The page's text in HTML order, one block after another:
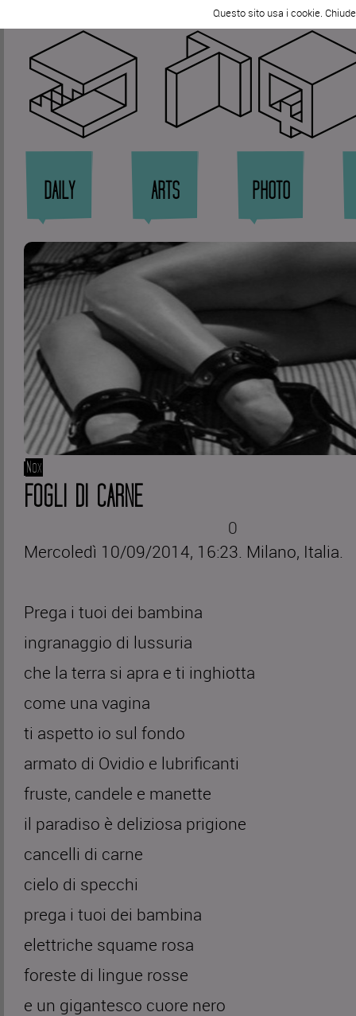
DAILY ARTS PHOTO
Nox
FOGLI DI CARNE
0
Mercoledì 10/09/2014, 16:23. Milano, Italia.
Prega i tuoi dei bambina
ingranaggio di lussuria
che la terra si apra e ti inghiotta
come una vagina
ti aspetto io sul fondo
armato di Ovidio e lubrificanti
fruste, candele e manette
il paradiso è deliziosa prigione
cancelli di carne
cielo di specchi
prega i tuoi dei bambina
elettriche squame rosa
foreste di lingue rosse
e un gigantesco cuore nero
Questo sito usa i cookie.